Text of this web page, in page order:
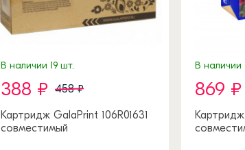
В наличии 19 шт.
388 ₽ 458 ₽
Картридж GalaPrint 106R01631
совместимый
В наличии
869 ₽
Картридж